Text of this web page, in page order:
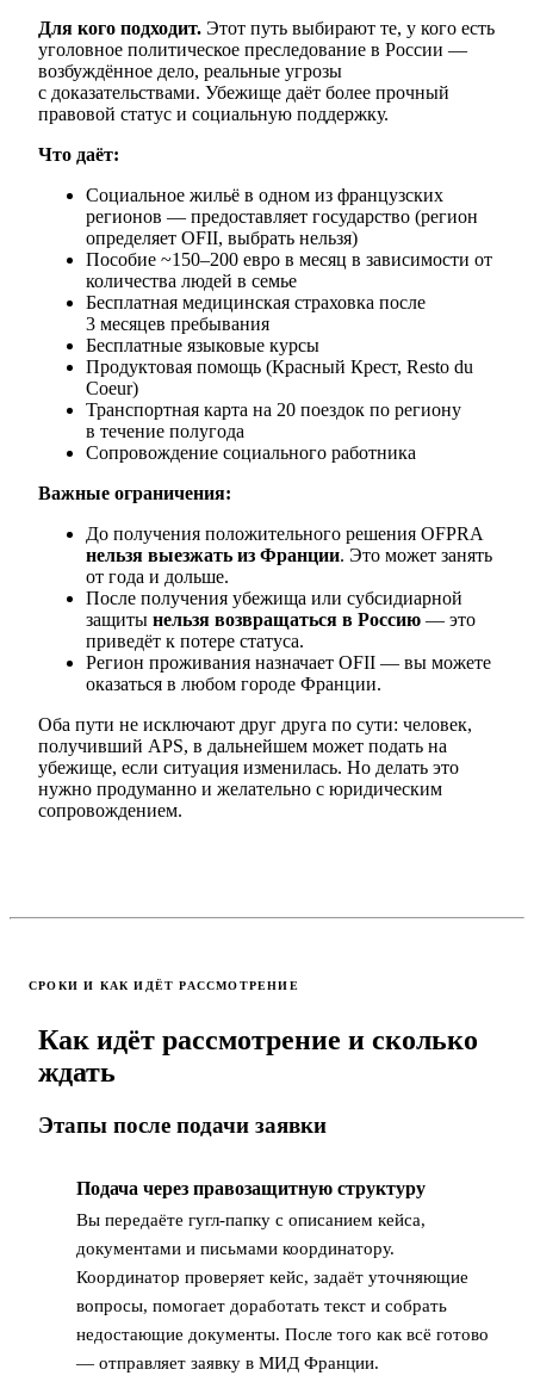
Для кого подходит. Этот путь выбирают те, у кого есть
уголовное политическое преследование в России —
возбуждённое дело, реальные угрозы
с доказательствами. Убежище даёт более прочный
правовой статус и социальную поддержку.
Что даёт:
Социальное жильё в одном из французских
регионов — предоставляет государство (регион
определяет OFII, выбрать нельзя)
Пособие ~150–200 евро в месяц в зависимости от
количества людей в семье
Бесплатная медицинская страховка после
3 месяцев пребывания
Бесплатные языковые курсы
Продуктовая помощь (Красный Крест, Resto du
Coeur)
Транспортная карта на 20 поездок по региону
в течение полугода
Сопровождение социального работника
Важные ограничения:
До получения положительного решения OFPRA
нельзя выезжать из Франции. Это может занять
от года и дольше.
После получения убежища или субсидиарной
защиты нельзя возвращаться в Россию — это
приведёт к потере статуса.
Регион проживания назначает OFII — вы можете
оказаться в любом городе Франции.
Оба пути не исключают друг друга по сути: человек,
получивший APS, в дальнейшем может подать на
убежище, если ситуация изменилась. Но делать это
нужно продуманно и желательно с юридическим
сопровождением.
СРОКИ И КАК ИДЁТ РАССМОТРЕНИЕ
Как идёт рассмотрение и сколько
ждать
Этапы после подачи заявки
Подача через правозащитную структуру
Вы передаёте гугл-папку с описанием кейса,
документами и письмами координатору.
Координатор проверяет кейс, задаёт уточняющие
вопросы, помогает доработать текст и собрать
недостающие документы. После того как всё готово
— отправляет заявку в МИД Франции.